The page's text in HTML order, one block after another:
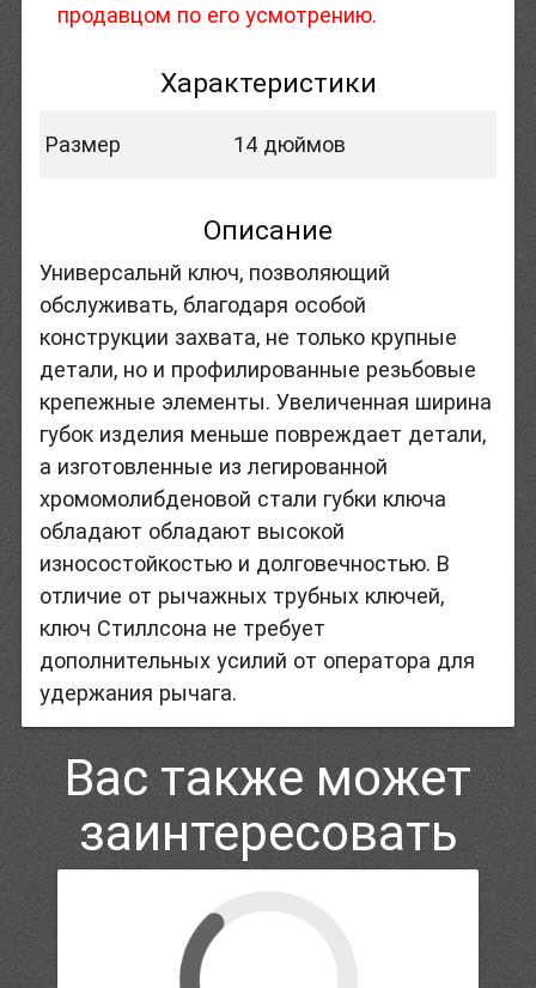
продавцом по его усмотрению.
Характеристики
Размер 14 дюймов
Описание
Универсальнй ключ, позволяющий
обслуживать, благодаря особой
конструкции захвата, не только крупные
детали, но и профилированные резьбовые
крепежные элементы. Увеличенная ширина
губок изделия меньше повреждает детали,
а изготовленные из легированной
хромомолибденовой стали губки ключа
обладают обладают высокой
износостойкостью и долговечностью. В
отличие от рычажных трубных ключей,
ключ Стиллсона не требует
дополнительных усилий от оператора для
удержания рычага.
Вас также может
заинтересовать